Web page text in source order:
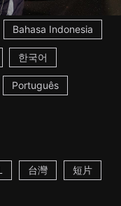
Bahasa Indonesia
한국어
Português
台灣 短片